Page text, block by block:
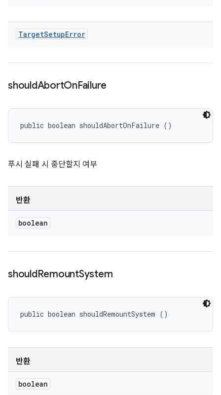
TargetSetupError
shouldAbortOnFailure
public boolean shouldAbortOnFailure ()
푸시 실패 시 중단할지 여부
반환
boolean
shouldRemountSystem
public boolean shouldRemountSystem ()
반환
boolean